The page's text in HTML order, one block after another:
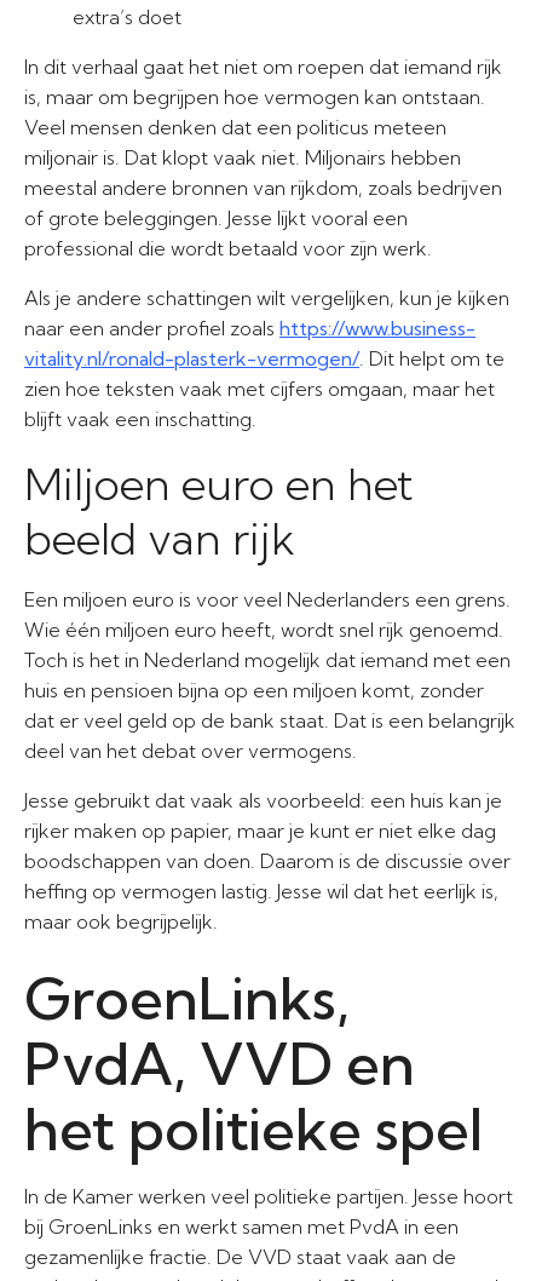
extra’s doet
In dit verhaal gaat het niet om roepen dat iemand rijk
is, maar om begrijpen hoe vermogen kan ontstaan.
Veel mensen denken dat een politicus meteen
miljonair is. Dat klopt vaak niet. Miljonairs hebben
meestal andere bronnen van rijkdom, zoals bedrijven
of grote beleggingen. Jesse lijkt vooral een
professional die wordt betaald voor zijn werk.
Als je andere schattingen wilt vergelijken, kun je kijken
naar een ander profiel zoals https://www.business-
vitality.nl/ronald-plasterk-vermogen/. Dit helpt om te
zien hoe teksten vaak met cijfers omgaan, maar het
blijft vaak een inschatting.
Miljoen euro en het
beeld van rijk
Een miljoen euro is voor veel Nederlanders een grens.
Wie één miljoen euro heeft, wordt snel rijk genoemd.
Toch is het in Nederland mogelijk dat iemand met een
huis en pensioen bijna op een miljoen komt, zonder
dat er veel geld op de bank staat. Dat is een belangrijk
deel van het debat over vermogens.
Jesse gebruikt dat vaak als voorbeeld: een huis kan je
rijker maken op papier, maar je kunt er niet elke dag
boodschappen van doen. Daarom is de discussie over
heffing op vermogen lastig. Jesse wil dat het eerlijk is,
maar ook begrijpelijk.
GroenLinks,
PvdA, VVD en
het politieke spel
In de Kamer werken veel politieke partijen. Jesse hoort
bij GroenLinks en werkt samen met PvdA in een
gezamenlijke fractie. De VVD staat vaak aan de